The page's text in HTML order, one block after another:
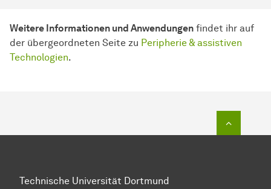
Weitere Informationen und Anwendungen findet ihr auf
der übergeordneten Seite zu Peripherie & assistiven
Technologien.
Technische Universität Dortmund